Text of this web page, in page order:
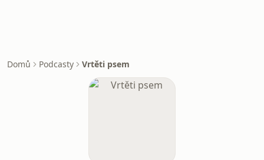
Domů Podcasty Vrtěti psem